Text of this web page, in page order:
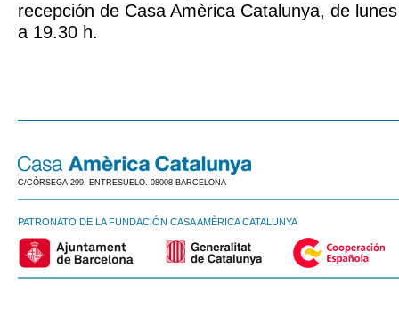
recepción de Casa Amèrica Catalunya, de
a 19.30 h.
C/CÒRSEGA 299, ENTRESUELO. 08008 BARCELONA
PATRONATO DE LA FUNDACIÓN CASA AMÈRICA CATALUNYA